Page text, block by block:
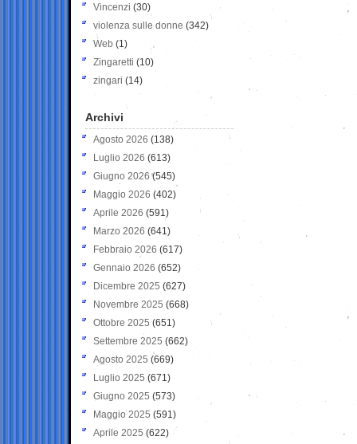
Vincenzi (30)
violenza sulle donne (342)
Web (1)
Zingaretti (10)
zingari (14)
Archivi
Agosto 2026 (138)
Luglio 2026 (613)
Giugno 2026 (545)
Maggio 2026 (402)
Aprile 2026 (591)
Marzo 2026 (641)
Febbraio 2026 (617)
Gennaio 2026 (652)
Dicembre 2025 (627)
Novembre 2025 (668)
Ottobre 2025 (651)
Settembre 2025 (662)
Agosto 2025 (669)
Luglio 2025 (671)
Giugno 2025 (573)
Maggio 2025 (591)
Aprile 2025 (622)